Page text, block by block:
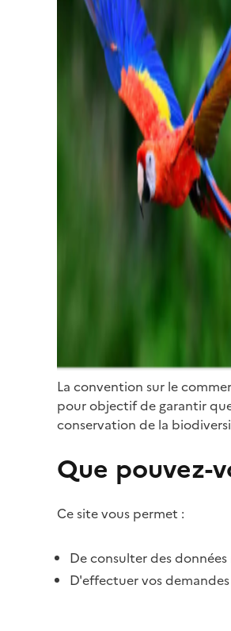
La convention sur le
pour objectif de garantir
conservation de la
Que pouvez-
Ce site vous permet :
De consulter des
D'effectuer vos